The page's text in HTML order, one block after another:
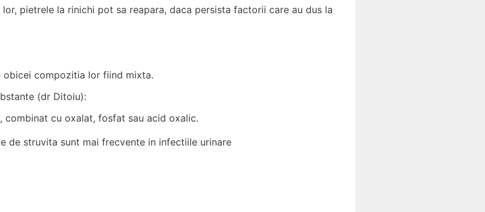
pietrele la rinichi pot sa reapara, daca persista factorii care au dus la
obicei compozitia lor fiind mixta.
(dr Ditoiu):
combinat cu oxalat, fosfat sau acid oxalic.
de struvita sunt mai frecvente in infectiile urinare